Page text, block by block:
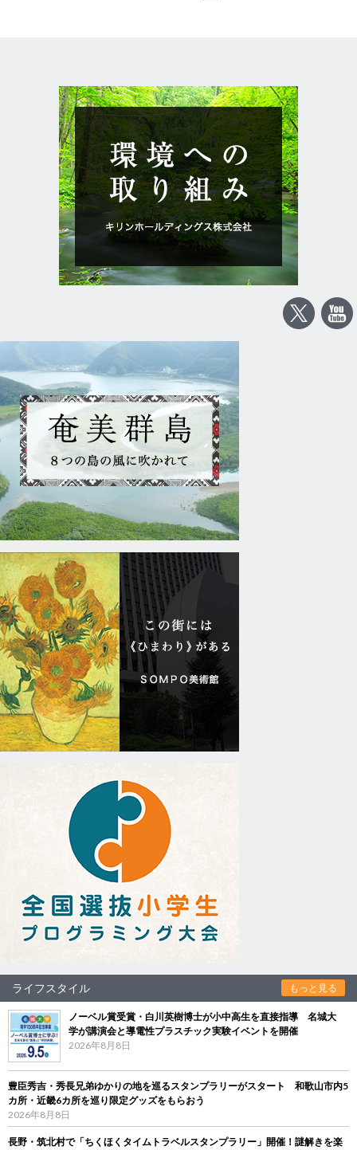
ライフスタイル もっと見る
ノーベル賞受賞・白川英樹博士が小中高生を直接指導 名城大
学が講演会と導電性プラスチック実験イベントを開催
2026年8月8日
豊臣秀吉・秀長兄弟ゆかりの地を巡るスタンプラリーがスタート 和歌山市内5
カ所・近畿6カ所を巡り限定グッズをもらおう
2026年8月8日
長野・筑北村で「ちくほくタイムトラベルスタンプラリー」開催！謎解きを楽